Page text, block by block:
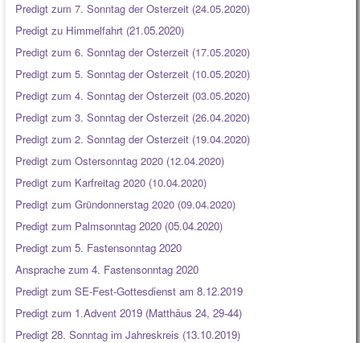
Predigt zum 7. Sonntag der Osterzeit (24.05.2020)
Predigt zu Himmelfahrt (21.05.2020)
Predigt zum 6. Sonntag der Osterzeit (17.05.2020)
Predigt zum 5. Sonntag der Osterzeit (10.05.2020)
Predigt zum 4. Sonntag der Osterzeit (03.05.2020)
Predigt zum 3. Sonntag der Osterzeit (26.04.2020)
Predigt zum 2. Sonntag der Osterzeit (19.04.2020)
Predigt zum Ostersonntag 2020 (12.04.2020)
Predigt zum Karfreitag 2020 (10.04.2020)
Predigt zum Gründonnerstag 2020 (09.04.2020)
Predigt zum Palmsonntag 2020 (05.04.2020)
Predigt zum 5. Fastensonntag 2020
Ansprache zum 4. Fastensonntag 2020
Predigt zum SE-Fest-Gottesdienst am 8.12.2019
Predigt zum 1.Advent 2019 (Matthäus 24, 29-44)
Predigt 28. Sonntag im Jahreskreis (13.10.2019)